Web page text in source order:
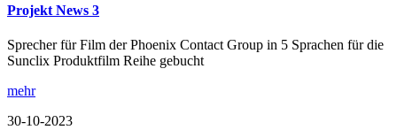
Projekt News 3
Sprecher für Film der Phoenix Contact Group in 5 Sprachen für die
Sunclix Produktfilm Reihe gebucht
mehr
30-10-2023